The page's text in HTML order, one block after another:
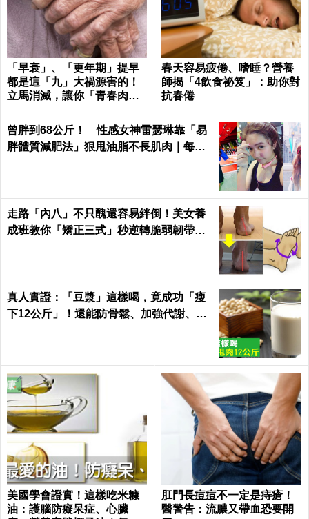
「早衰」、「更年期」提早
都是這「九」大禍源害的！
立馬消滅，讓你「青春肉
春天容易疲倦、嗜睡？營養
師揭「4飲食祕笈」：助你對
抗春倦
曾胖到68公斤！ 性感女神雷瑟琳靠「易
胖體質減肥法」狠甩油脂不長肌肉｜每日
走路「內八」不只醜還容易絆倒！美女養
成班教你「矯正三式」秒逆轉脆弱韌帶肌
真人實證：「豆漿」這樣喝，竟成功「瘦
下12公斤」！還能防骨鬆、加強代謝、平
美國學會證實！這樣吃米糠
油：護腦防癡呆症、心臟
肛門長痘痘不一定是痔瘡！
醫警告：流膿又帶血恐要開